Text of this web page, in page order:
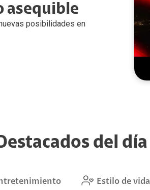
asequible​
posibilidades en
del día
Estilo de vida